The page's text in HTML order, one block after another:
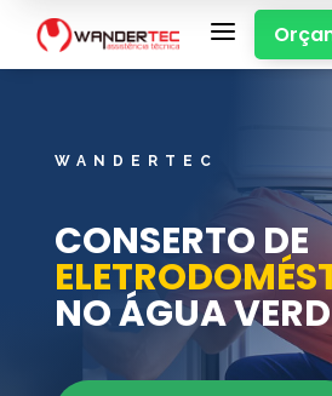
a
WANDERTEC
CONSERTO DE
NO ÁGUA